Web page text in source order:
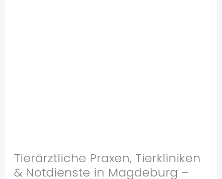
Tierärztliche Praxen, Tierkliniken
& Notdienste in Magdeburg –